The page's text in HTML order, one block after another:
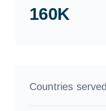
160K
Countries served